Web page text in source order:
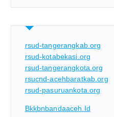
rsud-tangerangkab.org
rsud-kotabekasi.org
rsud-tangerangkota.org
rsucnd-acehbaratkab.org
rsud-pasuruankota.org
Bkkbnbandaaceh.id